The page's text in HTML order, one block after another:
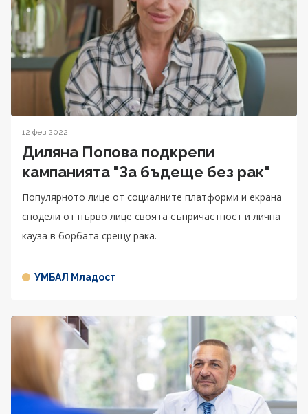
12 фев 2022
Диляна Попова подкрепи
кампанията "За бъдеще без рак"
Популярното лице от социалните платформи и екрана
сподели от първо лице своята съпричастност и лична
кауза в борбата срещу рака.
УМБАЛ Младост